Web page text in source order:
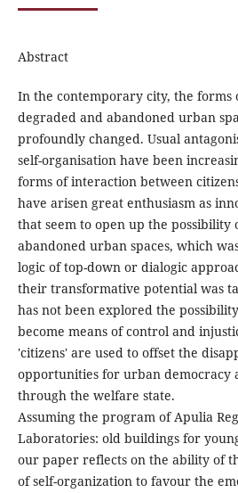
Abstract
In the contemporary city, the
degraded and abandoned urban
profoundly changed. Usual
self-organisation have been
forms of interaction between
have arisen great enthusiasm as
that seem to open up the possibility
abandoned urban spaces, which
logic of top-down or dialogic
their transformative potential was
has not been explored the
become means of control and
'citizens' are used to offset the
opportunities for urban democracy
through the welfare state.
Assuming the program of Apulia
Laboratories: old buildings for
our paper reflects on the ability of
of self-organization to favour the